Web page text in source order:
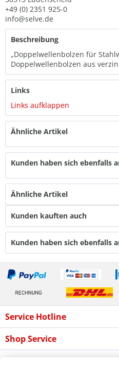
+49 (0) 2351 925-0
info@selve.de
Beschreibung
„Doppelwellenbolzen für
Doppelwellenbolzen aus
Links
Links aufklappen
Ähnliche Artikel
Kunden haben sich ebenfalls
Ähnliche Artikel
Kunden kauften auch
Kunden haben sich ebenfalls
Service Hotline
Shop Service